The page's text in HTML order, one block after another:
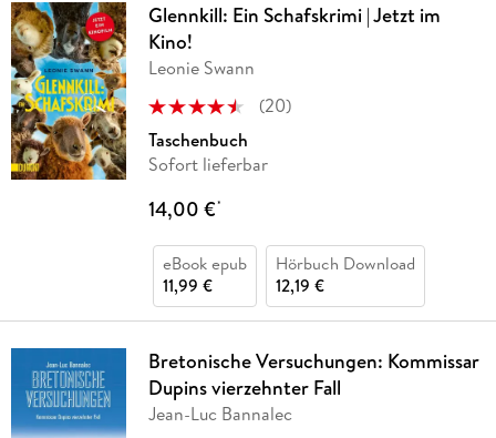
Glennkill: Ein Schafskrimi | Jetzt im
Kino!
Leonie Swann
(20)
Taschenbuch
Sofort lieferbar
14,00 €*
eBook epub
11,99 €
Hörbuch Download
12,19 €
Bretonische Versuchungen: Kommissar
Dupins vierzehnter Fall
Jean-Luc Bannalec